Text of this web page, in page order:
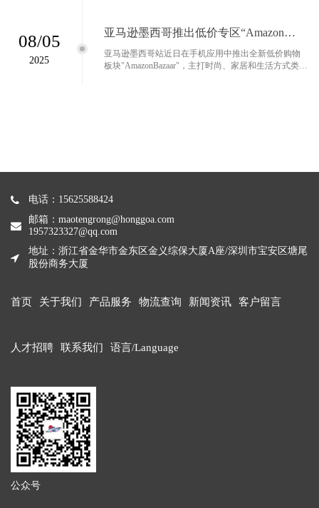
08/05
2025
亚马逊墨西哥推出低价专区“Amazon
Bazaar”
亚马逊墨西哥站近日在手机应用中推出全新低价购物
板块"AmazonBazaar"，主打时尚、家居和生活方式类商
电话：15625588424
邮箱：maotengrong@honggoa.com
1957323327@qq.com
地址：浙江省金华市金东区金义综保大厦A座/深圳市宝安区塘尾
股份商务大厦
首页 关于我们 产品服务 物流查询 新闻资讯 客户留言
人才招聘 联系我们 语言/Language
公众号